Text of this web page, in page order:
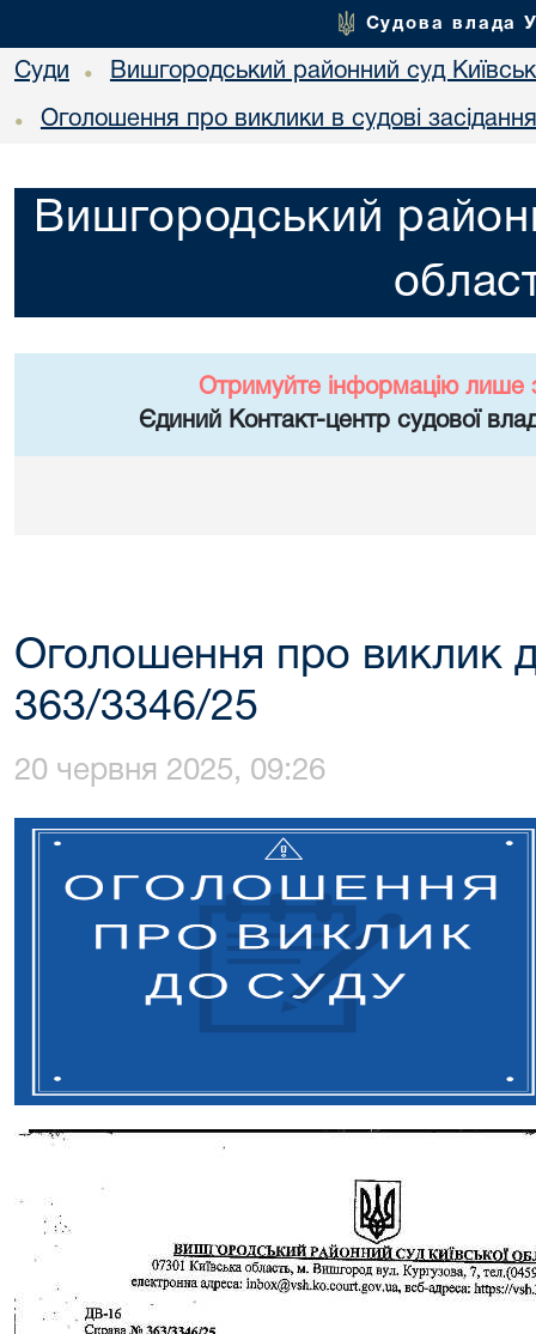
Судова влада
Суди • Вишгородський районний суд
• Оголошення про виклики в судові засідання
Вишгородський
Отримуйте інформацію лише
Єдиний Контакт-центр судової
Оголошення про виклик
363/3346/25
20 червня 2025, 09:26